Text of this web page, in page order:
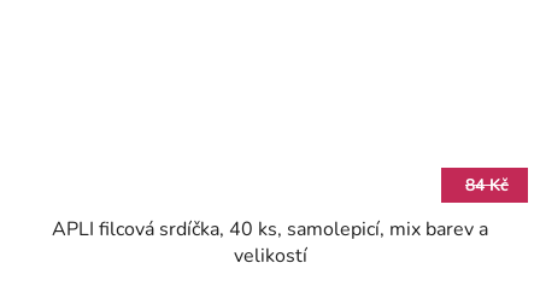
84 Kč
APLI filcová srdíčka, 40 ks, samolepicí, mix barev a
velikostí